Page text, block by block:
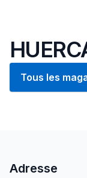
Tous les
Adresse